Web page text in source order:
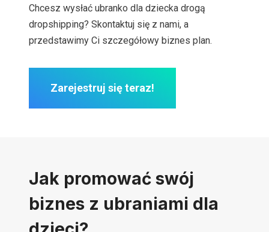
Chcesz wysłać ubranko dla dziecka drogą
dropshipping? Skontaktuj się z nami, a
przedstawimy Ci szczegółowy biznes plan.
Zarejestruj się teraz!
Jak promować swój
biznes z ubraniami dla